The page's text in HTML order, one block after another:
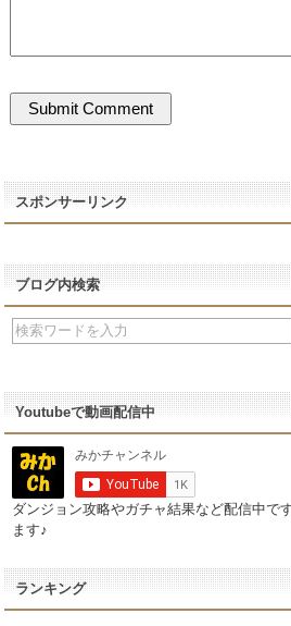
スポンサーリンク
ブログ内検索
Youtubeで動画配信中
ダンジョン攻略やガチャ結果など配信中で
ます♪
ランキング